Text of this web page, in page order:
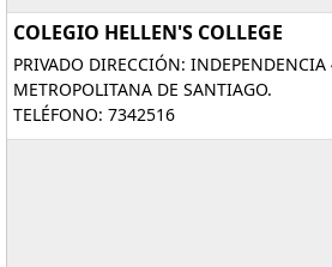
COLEGIO HELLEN'S COLLEGE
PRIVADO DIRECCIÓN:
METROPOLITANA DE SANTIAGO.
TELÉFONO: 7342516